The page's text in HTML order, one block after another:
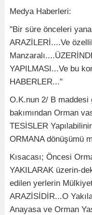
Medya Haberleri:
"Bir süre önceleri
ARAZİLERİ....Ve
YAPILMASI...Ve bu
HABERLER..."
O.K.nun 2/ B
bakımından Orman
TESİSLER
ORMANA dönüşümü
Kısacası; Öncesi
YAKILARAK üzerin-
edilen yerlerin
ARAZİSİDİR...O
Anayasa ve Orman